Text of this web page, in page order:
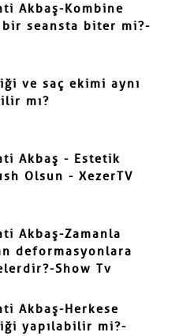
Akbaş-Kombine
seansta biter mi?-
ve saç ekimi aynı
mı?
Akbaş - Estetik
Olsun - XezerTV
Akbaş-Zamanla
deformasyonlara
Show Tv
Akbaş-Herkese
yapılabilir mi?-